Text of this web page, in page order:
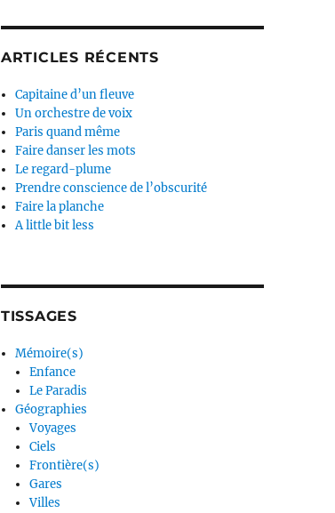
ARTICLES RÉCENTS
Capitaine d’un fleuve
Un orchestre de voix
Paris quand même
Faire danser les mots
Le regard-plume
Prendre conscience de l’obscurité
Faire la planche
A little bit less
TISSAGES
Mémoire(s)
Enfance
Le Paradis
Géographies
Voyages
Ciels
Frontière(s)
Gares
Villes